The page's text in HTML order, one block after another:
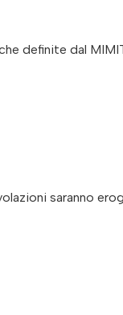
definite dal
saranno